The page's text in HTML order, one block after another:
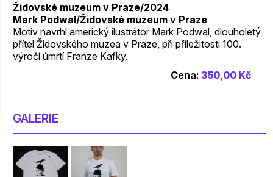
Židovské muzeum v Praze/2024
Mark Podwal/Židovské muzeum v Praze
Motiv navrhl americký ilustrátor Mark Podwal, dlouholetý
přítel Židovského muzea v Praze, při příležitosti 100.
výročí úmrtí Franze Kafky.
Cena: 350,00 Kč
GALERIE